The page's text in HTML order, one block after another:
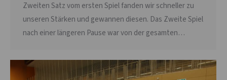
Zweiten Satz vom ersten Spiel fanden wir schneller zu
unseren Stärken und gewannen diesen. Das Zweite Spiel
nach einer längeren Pause war von der gesamten…